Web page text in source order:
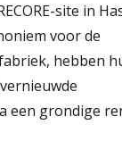
site in
voor de
hebben
een grondige